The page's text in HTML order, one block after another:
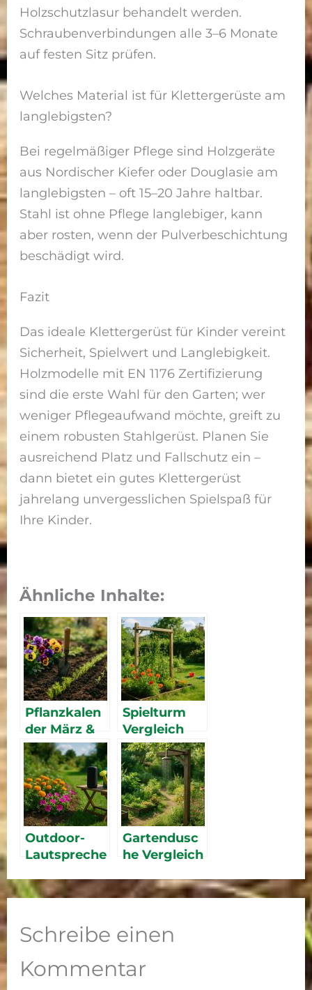
Holzschutzlasur behandelt werden.
Schraubenverbindungen alle 3–6 Monate
auf festen Sitz prüfen.
Welches Material ist für Klettergerüste am
langlebigsten?
Bei regelmäßiger Pflege sind Holzgeräte
aus Nordischer Kiefer oder Douglasie am
langlebigsten – oft 15–20 Jahre haltbar.
Stahl ist ohne Pflege langlebiger, kann
aber rosten, wenn der Pulverbeschichtung
beschädigt wird.
Fazit
Das ideale Klettergerüst für Kinder vereint
Sicherheit, Spielwert und Langlebigkeit.
Holzmodelle mit EN 1176 Zertifizierung
sind die erste Wahl für den Garten; wer
weniger Pflegeaufwand möchte, greift zu
einem robusten Stahlgerüst. Planen Sie
ausreichend Platz und Fallschutz ein –
dann bietet ein gutes Klettergerüst
jahrelang unvergesslichen Spielspaß für
Ihre Kinder.
Ähnliche Inhalte:
Pflanzkalen
der März &
April: Was
jetzt in den
Garten
kommt
Spielturm
Vergleich
2026: Die
besten
Klettergerüs
te für den
Garten
Outdoor-
Lautspreche
2026 – die
Speaker für
Terrasse
Gartendusc
he Vergleich
Freistehend
ge
Schreibe einen
Kommentar